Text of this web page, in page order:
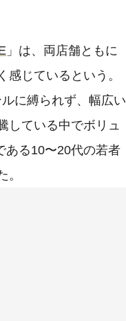
」は、両店舗ともに
じているという。
に縛られず、幅広い
している中でボリュ
ある10〜20代の若者